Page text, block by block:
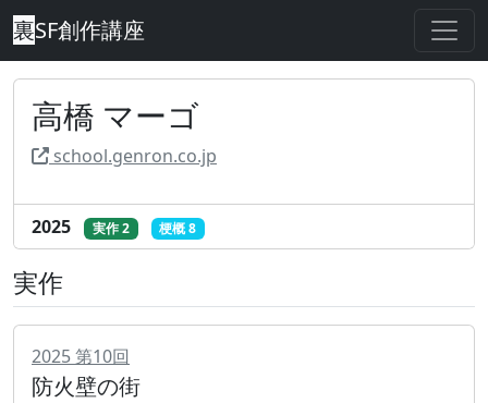
裏SF創作講座
高橋 マーゴ
school.genron.co.jp
2025 実作 2 梗概 8
実作
2025第10回
防火壁の街